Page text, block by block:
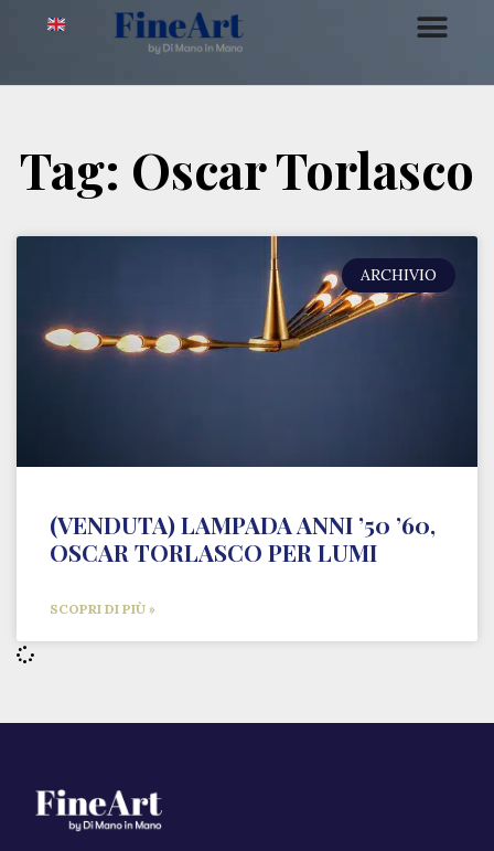
Tag: Oscar Torlasco
ARCHIVIO
(VENDUTA) LAMPADA ANNI ’50 ’60,
OSCAR TORLASCO PER LUMI
SCOPRI DI PIÙ »